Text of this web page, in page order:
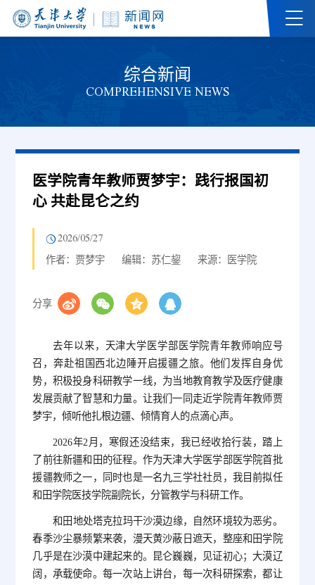
综合新闻
COMPREHENSIVE NEWS
医学院青年教师贾梦宇：践行报国初
心 共赴昆仑之约
2026/05/27
作者：贾梦宇 编辑：苏仁鋆 来源：医学院
分享
去年以来，天津大学医学部医学院青年教师响应号
召，奔赴祖国西北边陲开启援疆之旅。他们发挥自身优
势，积极投身科研教学一线，为当地教育教学及医疗健康
发展贡献了智慧和力量。让我们一同走近学院青年教师贾
梦宇，倾听他扎根边疆、倾情育人的点滴心声。
2026年2月，寒假还没结束，我已经收拾行装，踏上
了前往新疆和田的征程。作为天津大学医学部医学院首批
援疆教师之一，同时也是一名九三学社社员，我目前拟任
和田学院医技学院副院长，分管教学与科研工作。
和田地处塔克拉玛干沙漠边缘，自然环境较为恶劣。
春季沙尘暴频繁来袭，漫天黄沙蔽日遮天，整座和田学院
几乎是在沙漠中建起来的。昆仑巍巍，见证初心；大漠辽
阔，承载使命。每一次站上讲台，每一次科研探索，都让